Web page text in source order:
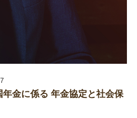
金に係る 年金協定と社会保